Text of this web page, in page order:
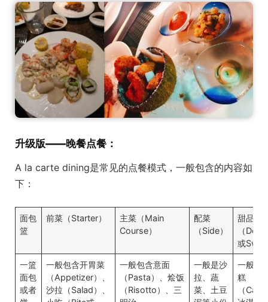
升级版——晚餐点餐：
A la carte dining是常见的点餐模式，一般包含的内容如
下：
面包
篮
前菜（Starter）
主菜（Main
Course）
配菜
（Side）
甜品
（
或
一篮
面包
或者
一般包含开胃菜
（Appetizer）、
沙拉（Salad）、
一般包含意面
（Pasta）、烩饭
（Risotto）、三
一般是沙
拉、蔬
菜、土豆
一般包
糕
（